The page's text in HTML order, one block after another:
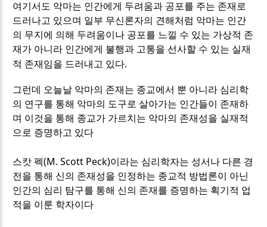
여기서도 악마는 인간에게 두려움과 공포를 주는 존재로
드러나고 있으며 일부 무신론자의 견해처럼 악마는 인간
의 무지에 의해 두려움이나 공포를 느낄 수 있는 가상적 존
재가 아니라 인간에게 불행과 고통을 선사할 수 있는 실재
적 존재임을 드러내고 있다.
그런데 오늘날 악마의 존재는 종교에서 뿐 아니라 심리학
의 연구를 통해 악마의 도구로 살아가는 인간들이 존재하
며 이것을 통해 종교가 가르치는 악마의 존재성을 실재적
으로 증명하고 있다
스캇 펙(M. Scott Peck)이라는 심리학자는 성서나 다른 경
전을 통해 신의 존재성을 인정하는 종교적 방법론이 아닌
인간의 심리 탐구를 통해 신의 존재를 증명하는 획기적 업
적을 이룬 학자이다